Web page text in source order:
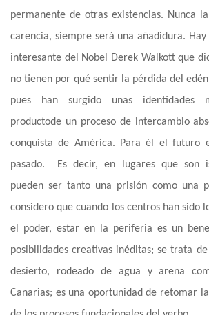
permanente de otras existencias. Nunca
carencia, siempre será una añadidura.
interesante del
Nobel
Derek Walkott que
no tienen por qué sentir la pérdida del
pues
han surgido unas identidades
productode unproceso de intercambio
conquista de América. Para él
el futuro
pasado.
Es decir, en lugares que son
pueden ser tanto una prisión como una
considero que cuando los centros han sido
el poder, estar en la periferia es un
posibilidades creativas inéditas; se trata
desierto, rodeado de agua y arena
Canarias; es una oportunidad de retomar